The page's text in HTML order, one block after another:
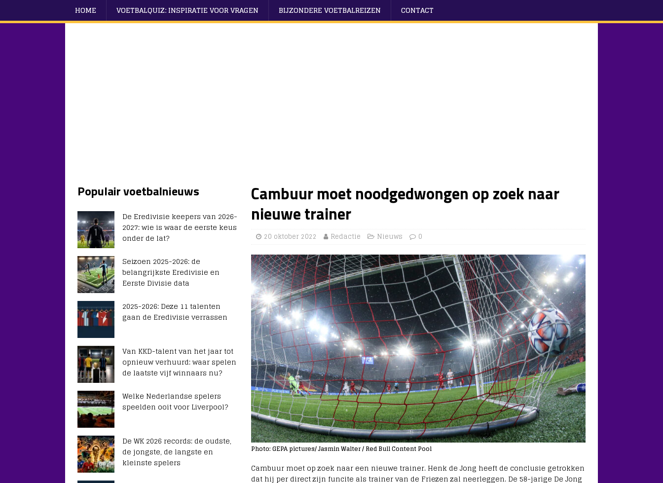
HOME VOETBALQUIZ: INSPIRATIE VOOR VRAGEN BIJZONDERE VOETBALREIZEN CONTACT
Cambuur moet noodgedwongen op zoek naar
nieuwe trainer
20 oktober 2022 Redactie Nieuws 0
Photo: GEPA pictures/ Jasmin Walter / Red Bull Content Pool
Cambuur moet op zoek naar een nieuwe trainer. Henk de Jong heeft de conclusie getrokken
dat hij per direct zijn funcite als trainer van de Friezen zal neerleggen. De 58-jarige De Jong
Populair voetbalnieuws
De Eredivisie keepers van 2026-
2027: wie is waar de eerste keus
onder de lat?
Seizoen 2025-2026: de
belangrijkste Eredivisie en
Eerste Divisie data
2025-2026: Deze 11 talenten
gaan de Eredivisie verrassen
Van KKD-talent van het jaar tot
opnieuw verhuurd: waar spelen
de laatste vijf winnaars nu?
Welke Nederlandse spelers
speelden ooit voor Liverpool?
De WK 2026 records: de oudste,
de jongste, de langste en
kleinste spelers